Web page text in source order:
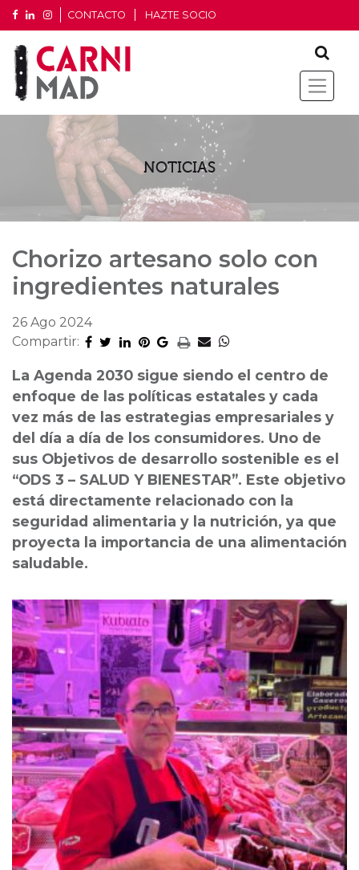
CONTACTO HAZTE SOCIO
NOTICIAS
Chorizo artesano solo con
ingredientes naturales
26 Ago 2024
Compartir:
La Agenda 2030 sigue siendo el centro de
enfoque de las políticas estatales y cada
vez más de las estrategias empresariales y
del día a día de los consumidores. Uno de
sus Objetivos de desarrollo sostenible es el
“ODS 3 – SALUD Y BIENESTAR”. Este objetivo
está directamente relacionado con la
seguridad alimentaria y la nutrición, ya que
proyecta la importancia de una alimentación
saludable.